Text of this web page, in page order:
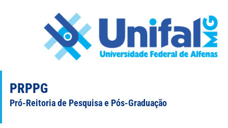
PRPPG
Pró-Reitoria de Pesquisa e Pós-Graduação